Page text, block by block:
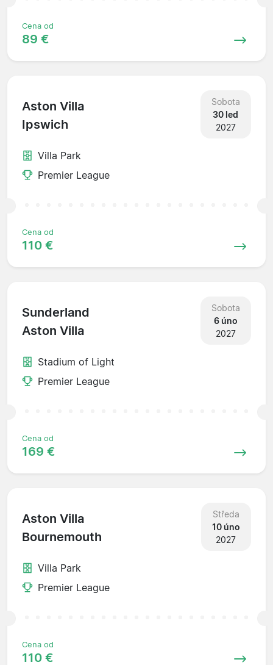
Cena od
89 €
Aston Villa
Ipswich
Sobota
30 led
2027
Villa Park
Premier League
Cena od
110 €
Sunderland
Aston Villa
Sobota
6 úno
2027
Stadium of Light
Premier League
Cena od
169 €
Aston Villa
Bournemouth
Středa
10 úno
2027
Villa Park
Premier League
Cena od
110 €